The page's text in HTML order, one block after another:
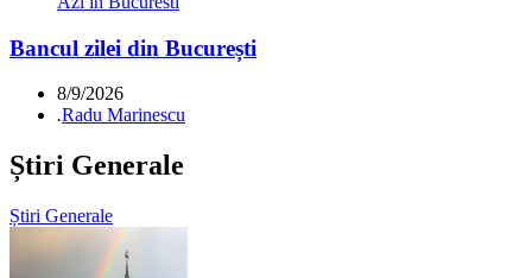
Bancul zilei din București
8/9/2026
.Radu Marinescu
Știri Generale
Știri Generale